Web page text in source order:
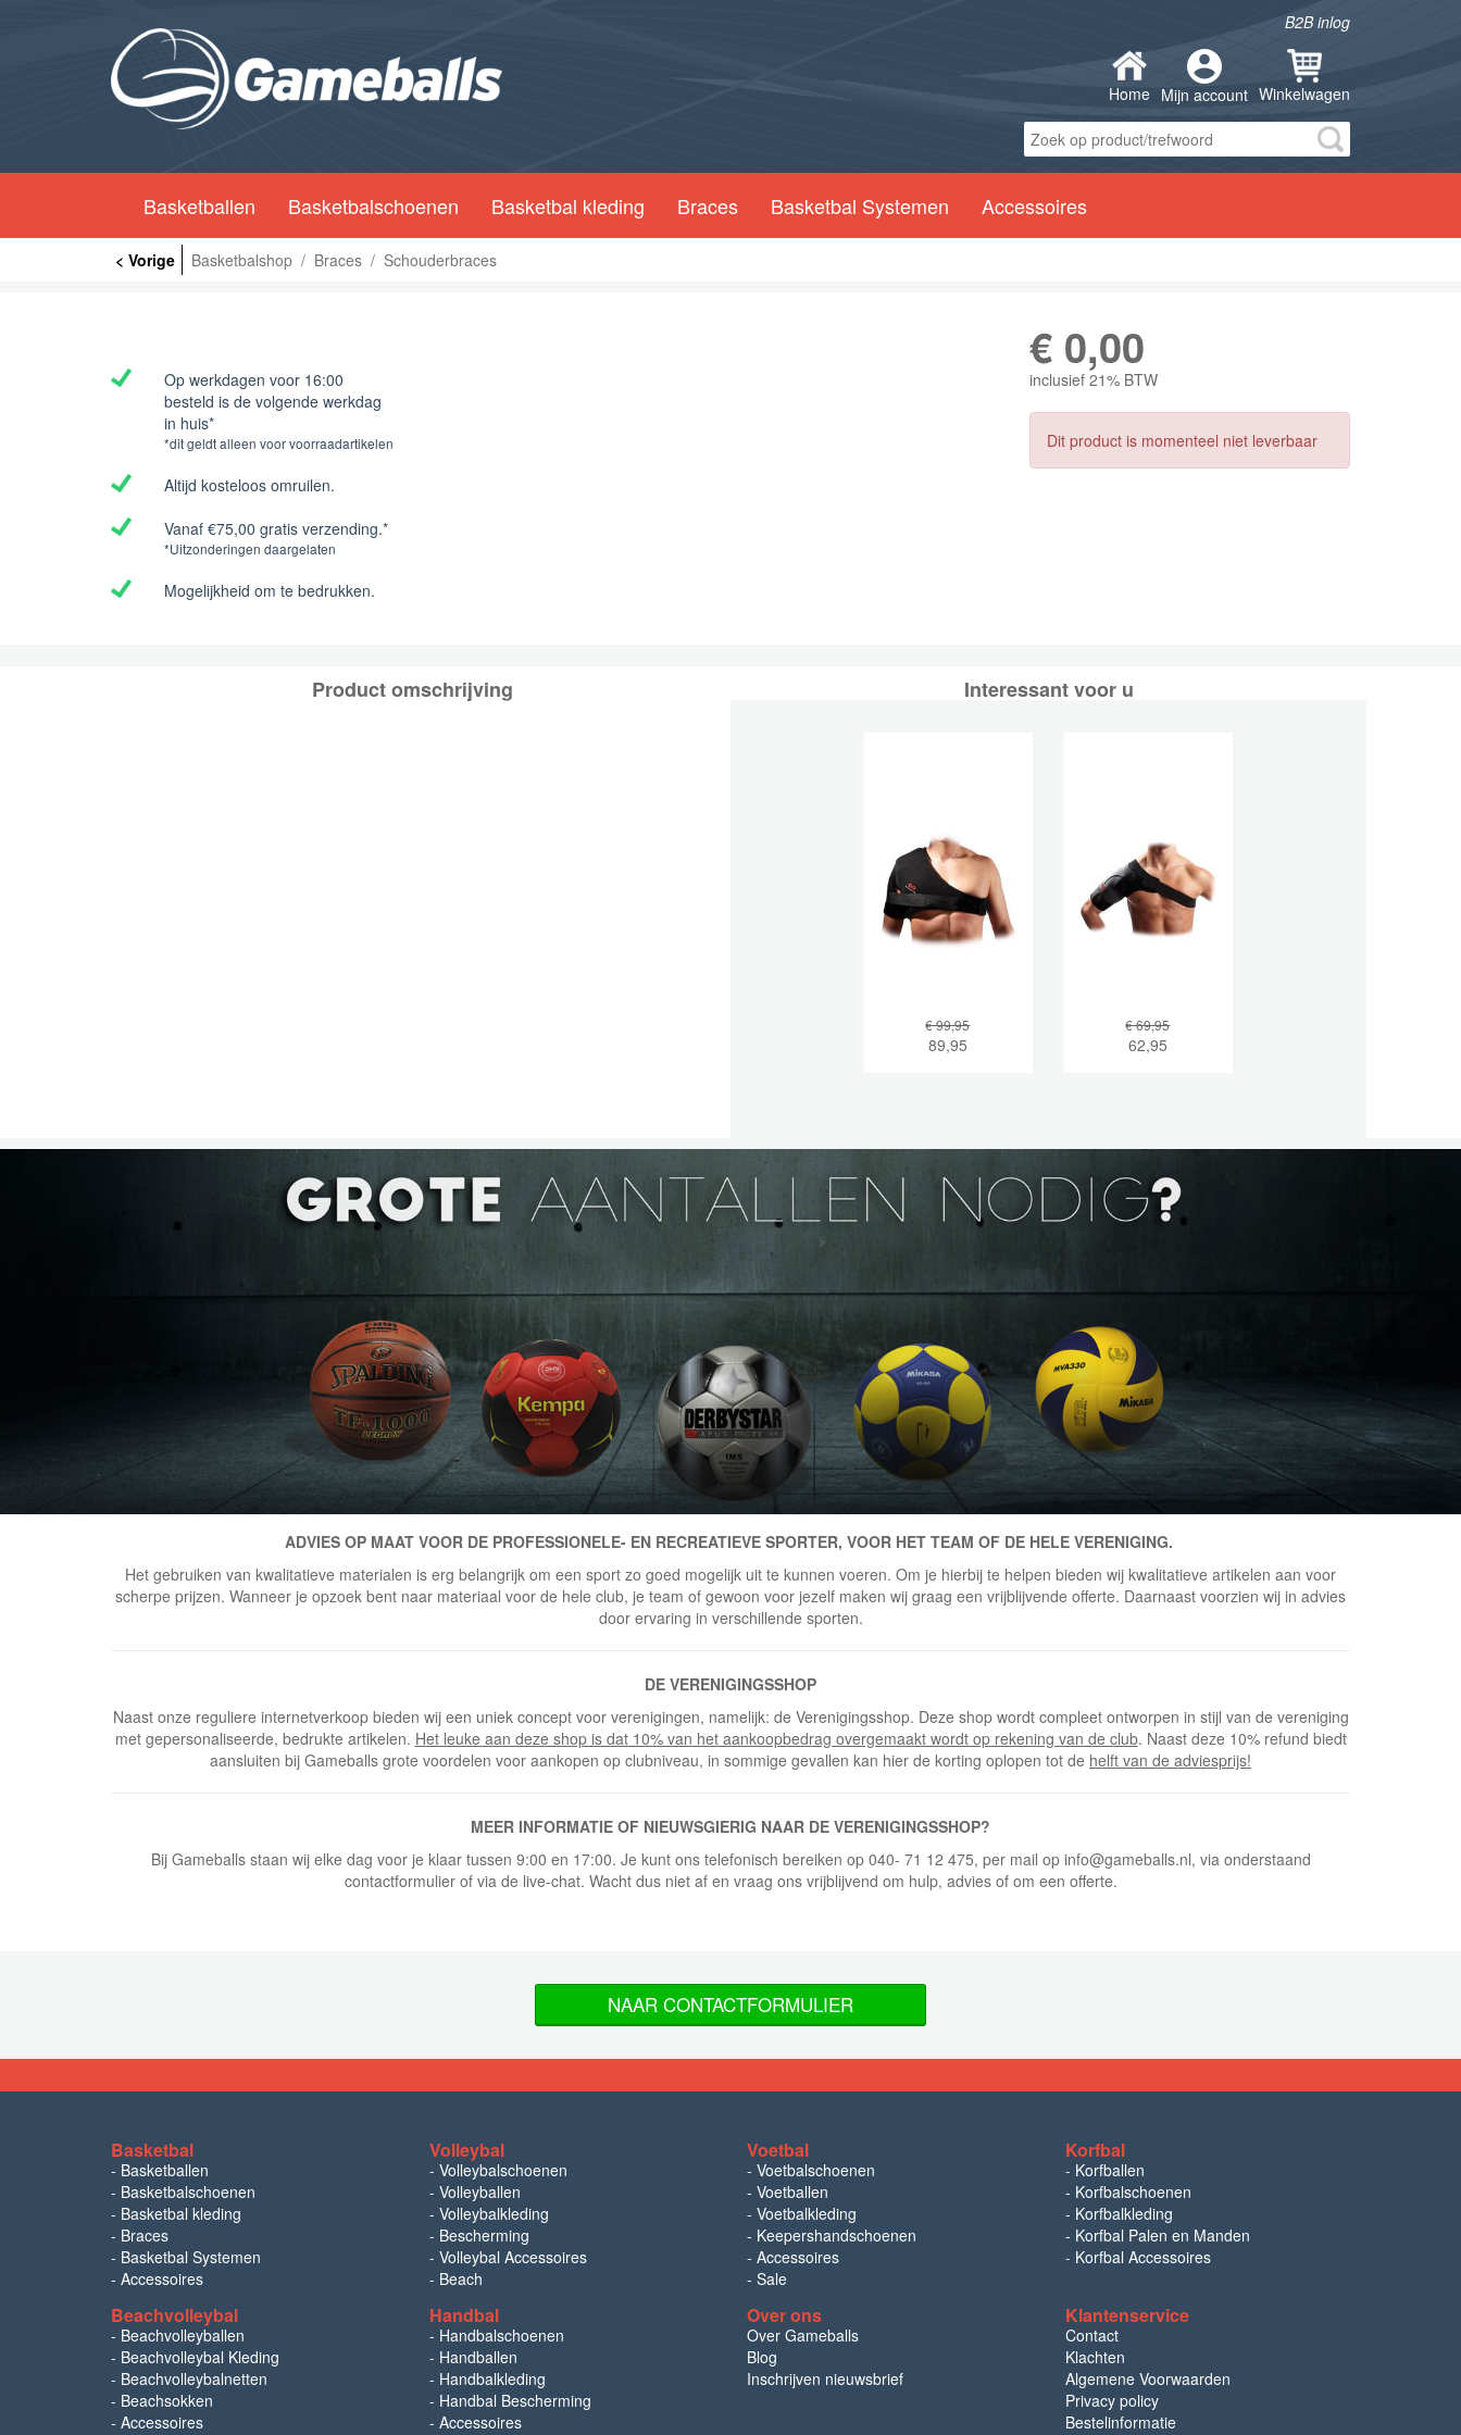
B2B inlog
Home Mijn account Winkelwagen
Basketballen Basketbalschoenen Basketbal kleding Braces Basketbal Systemen Accessoires
< Vorige Basketbalshop / Braces / Schouderbraces
Op werkdagen voor 16:00
besteld is de volgende werkdag
in huis*
*dit geldt alleen voor voorraadartikelen
Altijd kosteloos omruilen.
Vanaf €75,00 gratis verzending.*
*Uitzonderingen daargelaten
Mogelijkheid om te bedrukken.
€ 0,00
inclusief 21% BTW
Dit product is momenteel niet leverbaar
Product omschrijving Interessant voor u
€ 99,95
89,95
€ 69,95
62,95
ADVIES OP MAAT VOOR DE PROFESSIONELE- EN RECREATIEVE SPORTER, VOOR HET TEAM OF DE HELE VERENIGING.
Het gebruiken van kwalitatieve materialen is erg belangrijk om een sport zo goed mogelijk uit te kunnen voeren. Om je hierbij te helpen bieden wij kwalitatieve artikelen aan voor
scherpe prijzen. Wanneer je opzoek bent naar materiaal voor de hele club, je team of gewoon voor jezelf maken wij graag een vrijblijvende offerte. Daarnaast voorzien wij in advies
door ervaring in verschillende sporten.
DE VERENIGINGSSHOP
Naast onze reguliere internetverkoop bieden wij een uniek concept voor verenigingen, namelijk: de Verenigingsshop. Deze shop wordt compleet ontworpen in stijl van de vereniging
met gepersonaliseerde, bedrukte artikelen. Het leuke aan deze shop is dat 10% van het aankoopbedrag overgemaakt wordt op rekening van de club. Naast deze 10% refund biedt
aansluiten bij Gameballs grote voordelen voor aankopen op clubniveau, in sommige gevallen kan hier de korting oplopen tot de helft van de adviesprijs!
MEER INFORMATIE OF NIEUWSGIERIG NAAR DE VERENIGINGSSHOP?
Bij Gameballs staan wij elke dag voor je klaar tussen 9:00 en 17:00. Je kunt ons telefonisch bereiken op 040- 71 12 475, per mail op info@gameballs.nl, via onderstaand
contactformulier of via de live-chat. Wacht dus niet af en vraag ons vrijblijvend om hulp, advies of om een offerte.
NAAR CONTACTFORMULIER
Basketbal
- Basketballen
- Basketbalschoenen
- Basketbal kleding
- Braces
- Basketbal Systemen
- Accessoires
Volleybal
- Volleybalschoenen
- Volleyballen
- Volleybalkleding
- Bescherming
- Volleybal Accessoires
- Beach
Voetbal
- Voetbalschoenen
- Voetballen
- Voetbalkleding
- Keepershandschoenen
- Accessoires
- Sale
Korfbal
- Korfballen
- Korfbalschoenen
- Korfbalkleding
- Korfbal Palen en Manden
- Korfbal Accessoires
Beachvolleybal
- Beachvolleyballen
- Beachvolleybal Kleding
- Beachvolleybalnetten
- Beachsokken
- Accessoires
Handbal
- Handbalschoenen
- Handballen
- Handbalkleding
- Handbal Bescherming
- Accessoires
Over ons
Over Gameballs
Blog
Inschrijven nieuwsbrief
Klantenservice
Contact
Klachten
Algemene Voorwaarden
Privacy policy
Bestelinformatie